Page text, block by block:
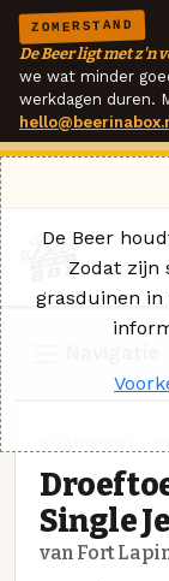
ZOMERSTAND
De Beer ligt met z'n
we wat minder
werkdagen duren.
Single
van Fort
De Beer
Zodat zijn
grasduinen in